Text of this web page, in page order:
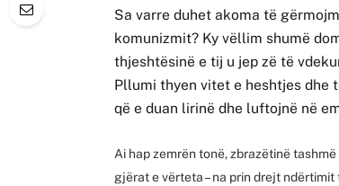
Sa varre duhet akoma të
komunizmit? Ky vëllim shumë
thjeshtësinë e tij u jep zë të
Pllumi thyen vitet e heshtjes dhe
që e duan lirinë dhe luftojnë në
Ai hap zemrën tonë, zbrazëtinë
gjërat e vërteta – na prin drejt